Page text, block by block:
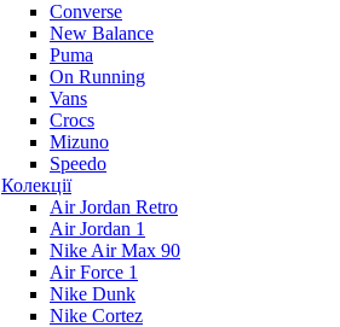
Converse
New Balance
Puma
On Running
Vans
Crocs
Mizuno
Speedo
Колекції
Air Jordan Retro
Air Jordan 1
Nike Air Max 90
Air Force 1
Nike Dunk
Nike Cortez